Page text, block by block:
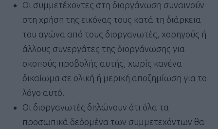
Οι συμμετέχοντες στη διοργάνωση συναινούν
στη χρήση της εικόνας τους κατά τη διάρκεια
του αγώνα από τους διοργανωτές, χορηγούς ή
άλλους συνεργάτες της διοργάνωσης για
σκοπούς προβολής αυτής, χωρίς κανένα
δικαίωμα σε ολική ή μερική αποζημίωση για το
λόγο αυτό.
Οι διοργανωτές δηλώνουν ότι όλα τα
προσωπικά δεδομένα των συμμετεχόντων θα